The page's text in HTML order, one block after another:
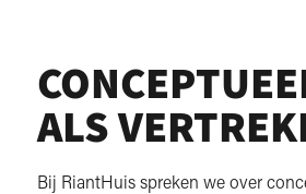
ALS
Bij RiantHuis spreken we over